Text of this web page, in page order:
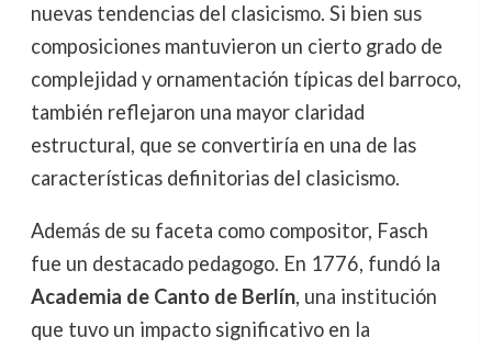
nuevas tendencias del clasicismo. Si bien sus
composiciones mantuvieron un cierto grado de
complejidad y ornamentación típicas del barroco,
también reflejaron una mayor claridad
estructural, que se convertiría en una de las
características definitorias del clasicismo.
Además de su faceta como compositor, Fasch
fue un destacado pedagogo. En 1776, fundó la
Academia de Canto de Berlín, una institución
que tuvo un impacto significativo en la